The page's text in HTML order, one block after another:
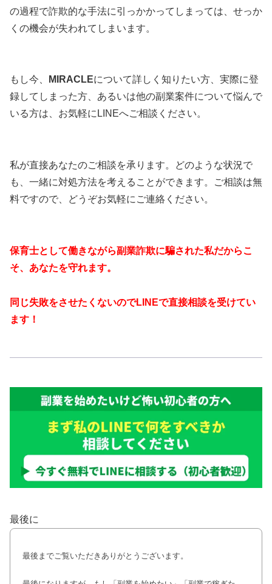
の過程で詐欺的な手法に引っかかってしまっては、せっか
くの機会が失われてしまいます。
もし今、 MIRACLEについて詳しく知りたい方、実際に登
録してしまった方、あるいは他の副業案件について悩んで
いる方は、お気軽にLINEへご相談ください。
私が直接あなたのご相談を承ります。どのような状況で
も、一緒に対処方法を考えることができます。ご相談は無
料ですので、どうぞお気軽にご連絡ください。
保育士として働きながら副業詐欺に騙された私だからこ
そ、あなたを守れます。
同じ失敗をさせたくないのでLINEで直接相談を受けてい
ます！
最後に
最後までご覧いただきありがとうございます。